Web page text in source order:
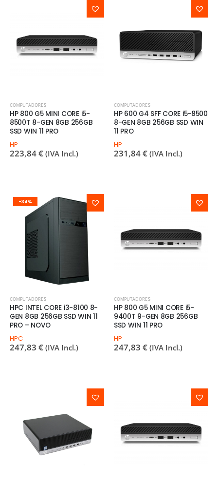
COMPUTADORES
HP 800 G5 MINI CORE i5-
8500T 8-GEN 8GB 256GB
SSD WIN 11 PRO
HP
223,84€ (IVA Incl.)
COMPUTADORES
HP 600 G4 SFF CORE i5-8500
8-GEN 8GB 256GB SSD WIN
11 PRO
HP
231,84€ (IVA Incl.)
-34%
COMPUTADORES
HPC INTEL CORE i3-8100 8-
GEN 8GB 256GB SSD WIN 11
PRO – NOVO
HPC
247,83 € (IVA Incl.)
COMPUTADORES
HP 800 G5 MINI CORE i5-
9400T 9-GEN 8GB 256GB
SSD WIN 11 PRO
HP
247,83 € (IVA Incl.)